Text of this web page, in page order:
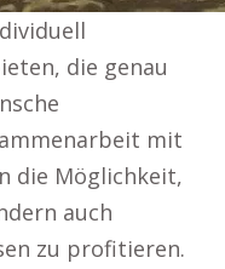
die genau
mit
die Möglichkeit,
auch
zu profitieren.